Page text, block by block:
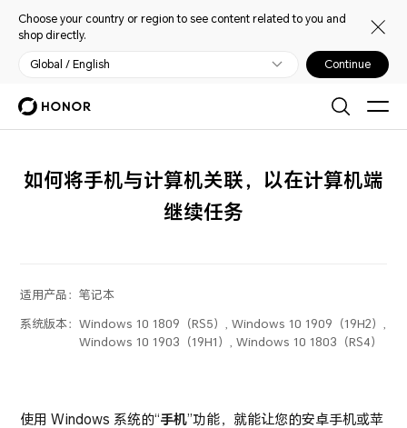
Choose your country or region to see content related to you and
shop directly.
Global / English Continue
如何将手机与计算机关联，以在计算机端
继续任务
适用产品：笔记本
系统版本：Windows 10 1809（RS5）, Windows 10 1909（19H2）,
Windows 10 1903（19H1）, Windows 10 1803（RS4）
使用 Windows 系统的“手机”功能，就能让您的安卓手机或苹